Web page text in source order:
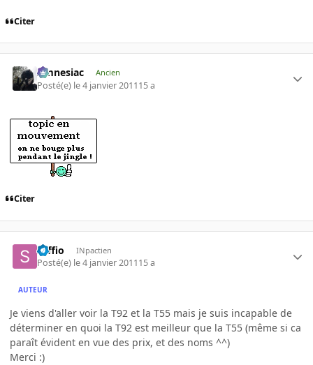
Citer
Amnesiac Ancien
Posté(e) le 4 janvier 201115 a
Citer
saffio INpactien
Posté(e) le 4 janvier 201115 a
AUTEUR
Je viens d'aller voir la T92 et la T55 mais je suis incapable de
déterminer en quoi la T92 est meilleur que la T55 (même si ca
paraît évident en vue des prix, et des noms ^^)
Merci :)